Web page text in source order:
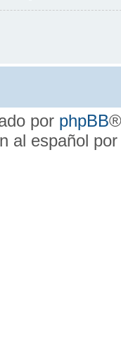
por phpBB
al español